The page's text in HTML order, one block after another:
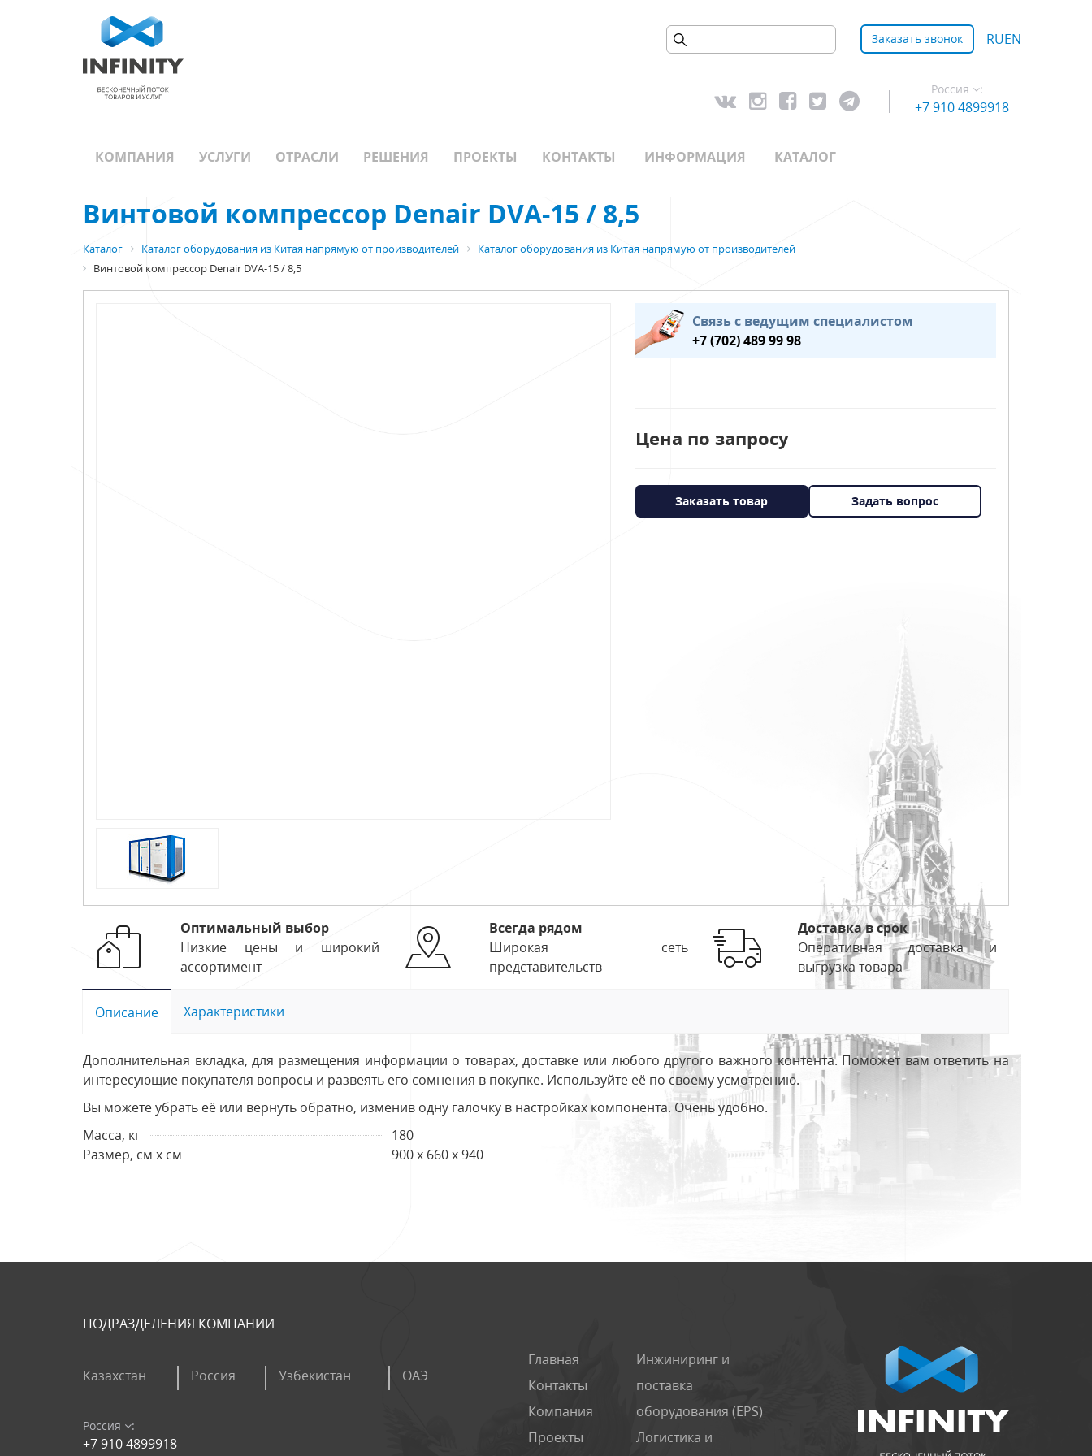
Заказать звонок RUEN
Россия :
+7 910 4899918
КОМПАНИЯ УСЛУГИ ОТРАСЛИ РЕШЕНИЯ ПРОЕКТЫ КОНТАКТЫ ИНФОРМАЦИЯ КАТАЛОГ
Винтовой компрессор Denair DVA-15 / 8,5
Каталог Каталог оборудования из Китая напрямую от производителей
Каталог оборудования из Китая напрямую от производителей
Винтовой компрессор Denair DVA-15 / 8,5
Связь с ведущим специалистом
+7 (702) 489 99 98
Цена по запросу
Заказать товар Задать вопрос
Оптимальный выбор
Низкие цены и широкий
ассортимент
Всегда рядом
Широкая сеть
представительств
Доставка в срок
Оперативная доставка и
выгрузка товара
Описание Характеристики
Дополнительная вкладка, для размещения информации о товарах, доставке или любого другого важного контента. Поможет вам ответить на
интересующие покупателя вопросы и развеять его сомнения в покупке. Используйте её по своему усмотрению.
Вы можете убрать её или вернуть обратно, изменив одну галочку в настройках компонента. Очень удобно.
Масса, кг
180
Размер, см х см
900 x 660 x 940
ПОДРАЗДЕЛЕНИЯ КОМПАНИИ
Казахстан Россия Узбекистан ОАЭ
Россия :
+7 910 4899918
Главная
Контакты
Компания
Проекты
Инжиниринг и
поставка
оборудования (EPS)
Логистика и